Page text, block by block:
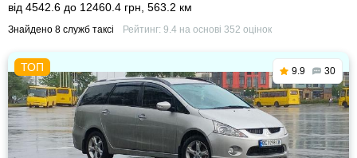
від 4542.6 до 12460.4 грн 563.2 км
Знайдено 8 служб таксі Рейтинг: 9.4на основі 352 оцінок
9.9 30